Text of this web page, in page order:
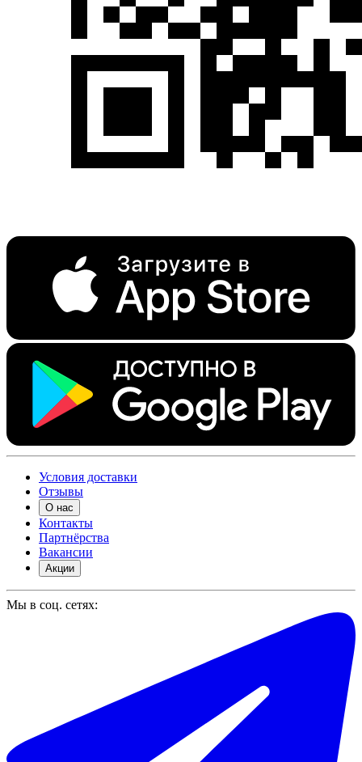
Условия доставки
Отзывы
О нас
Контакты
Партнёрства
Вакансии
Акции
Мы в соц. сетях: